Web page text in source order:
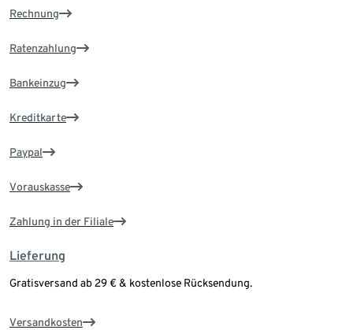
Rechnung
Ratenzahlung
Bankeinzug
Kreditkarte
Paypal
Vorauskasse
Zahlung in der Filiale
Lieferung
Gratisversand ab 29 € & kostenlose Rücksendung.
Versandkosten